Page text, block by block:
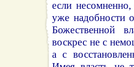
если
уже надобности
Божественной
воскрес не с
а с